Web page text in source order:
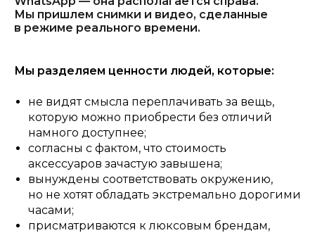
Мы пришлем снимки и видео, сделанные
в режиме реального времени.
Мы разделяем ценности людей, которые:
не видят смысла переплачивать за вещь,
которую можно приобрести без отличий
намного доступнее;
согласны с фактом, что стоимость
аксессуаров зачастую завышена;
вынуждены соответствовать окружению,
но не хотят обладать экстремально дорогими
часами;
присматриваются к люксовым брендам,